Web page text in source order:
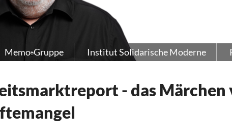
Memo-Gruppe Institut Solidarische Moderne
- das Märchen